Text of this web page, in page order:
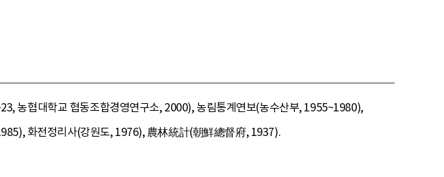
농협대학교 협동조합경영연구소, 2000), 농림통계연보(농수산부, 1955~1980),
화전정리사(강원도, 1976), 農林統計(朝鮮總督府, 1937).